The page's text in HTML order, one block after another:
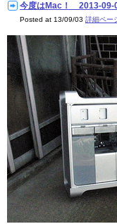
今度はMac！ 2013-09-
Posted at 13/09/03 詳細ペー